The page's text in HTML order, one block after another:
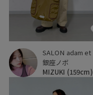
銀座ノボ
MIZUKI (159cm)